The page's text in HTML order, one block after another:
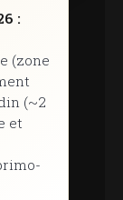
:
(zone
(~2
et